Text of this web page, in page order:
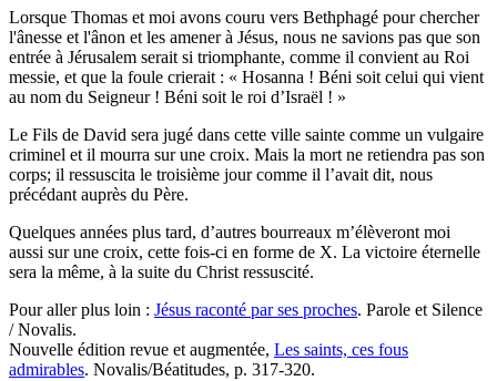
Lorsque Thomas et moi avons couru vers Bethphagé pour chercher
l'ânesse et l'ânon et les amener à Jésus, nous ne savions pas que son
entrée à Jérusalem serait si triomphante, comme il convient au Roi
messie, et que la foule crierait : « Hosanna ! Béni soit celui qui vient
au nom du Seigneur ! Béni soit le roi d’Israël ! »
Le Fils de David sera jugé dans cette ville sainte comme un vulgaire
criminel et il mourra sur une croix. Mais la mort ne retiendra pas son
corps; il ressuscita le troisième jour comme il l’avait dit, nous
précédant auprès du Père.
Quelques années plus tard, d’autres bourreaux m’élèveront moi
aussi sur une croix, cette fois-ci en forme de X. La victoire éternelle
sera la même, à la suite du Christ ressuscité.
Pour aller plus loin : Jésus raconté par ses proches. Parole et Silence
/ Novalis.
Nouvelle édition revue et augmentée, Les saints, ces fous
admirables. Novalis/Béatitudes, p. 317-320.